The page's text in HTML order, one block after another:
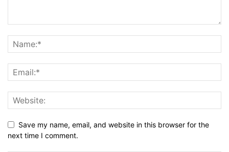
Save my name, email, and website in this browser for the
next time I comment.